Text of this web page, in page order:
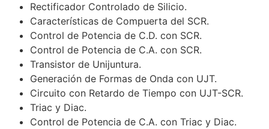
Rectificador Controlado de Silicio.
Características de Compuerta del SCR.
Control de Potencia de C.D. con SCR.
Control de Potencia de C.A. con SCR.
Transistor de Unijuntura.
Generación de Formas de Onda con UJT.
Circuito con Retardo de Tiempo con UJT-SCR.
Triac y Diac.
Control de Potencia de C.A. con Triac y Diac.